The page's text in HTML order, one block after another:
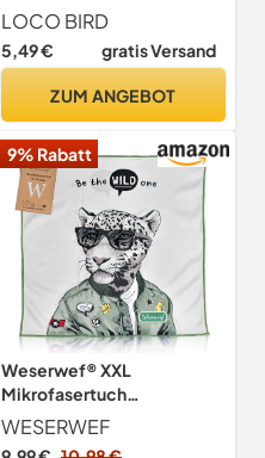
Brillenputztuch Microfaser
in Optikerqualität -
Mikrofasertücher für Brille
Brillentücher in Grau
LOCO BIRD
5,49 € gratis Versand
ZUM ANGEBOT
9% Rabatt
Weserwef® XXL
Mikrofasertuch
Brillenputztücher in
Optikerqualität - 30 x 30
WESERWEF